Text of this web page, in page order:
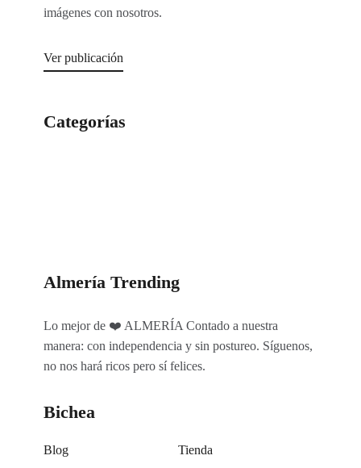
imágenes con nosotros.
Ver publicación
Categorías
Almería Trending
Lo mejor de ❤️ ALMERÍA Contado a nuestra
manera: con independencia y sin postureo. Síguenos,
no nos hará ricos pero sí felices.
Bichea
Blog
Tienda